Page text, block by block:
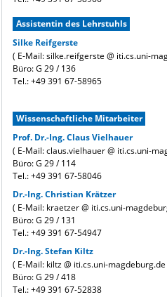
Assistentin des Lehrstuhls
Silke Reifgerste
( E-Mail: silke.reifgerste @ iti.cs.uni-
Büro: G 29 / 136
Tel.: +49 391 67-58965
Wissenschaftliche Mitarbeiter
Prof. Dr.-Ing. Claus Vielhauer
( E-Mail: claus.vielhauer @ iti.cs.uni-
Büro: G 29 / 114
Tel.:+49 391 67-58046
Dr.-Ing. Christian Krätzer
( E-Mail: kraetzer @ iti.cs.uni-
Büro: G 29 / 131
Tel.:+49 391 67-54947
Dr.-Ing. Stefan Kiltz
( E-Mail: kiltz @ iti.cs.uni-
Büro: G 29 / 418
Tel.:+49 391 67-52838